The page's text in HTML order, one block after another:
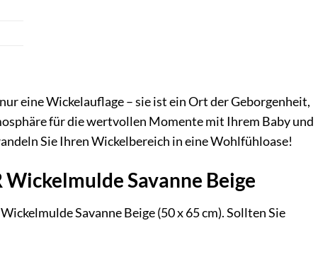
eine Wickelauflage – sie ist ein Ort der Geborgenheit,
für die wertvollen Momente mit Ihrem Baby und
Sie Ihren Wickelbereich in eine Wohlfühloase!
Wickelmulde Savanne Beige
Savanne Beige (50 x 65 cm). Sollten Sie